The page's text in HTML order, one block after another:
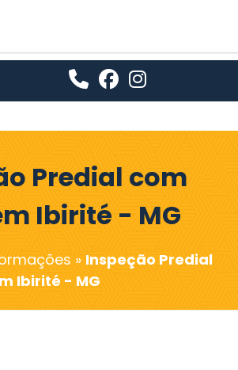
Predial com
Ibirité - MG
» Inspeção Predial
Ibirité - MG